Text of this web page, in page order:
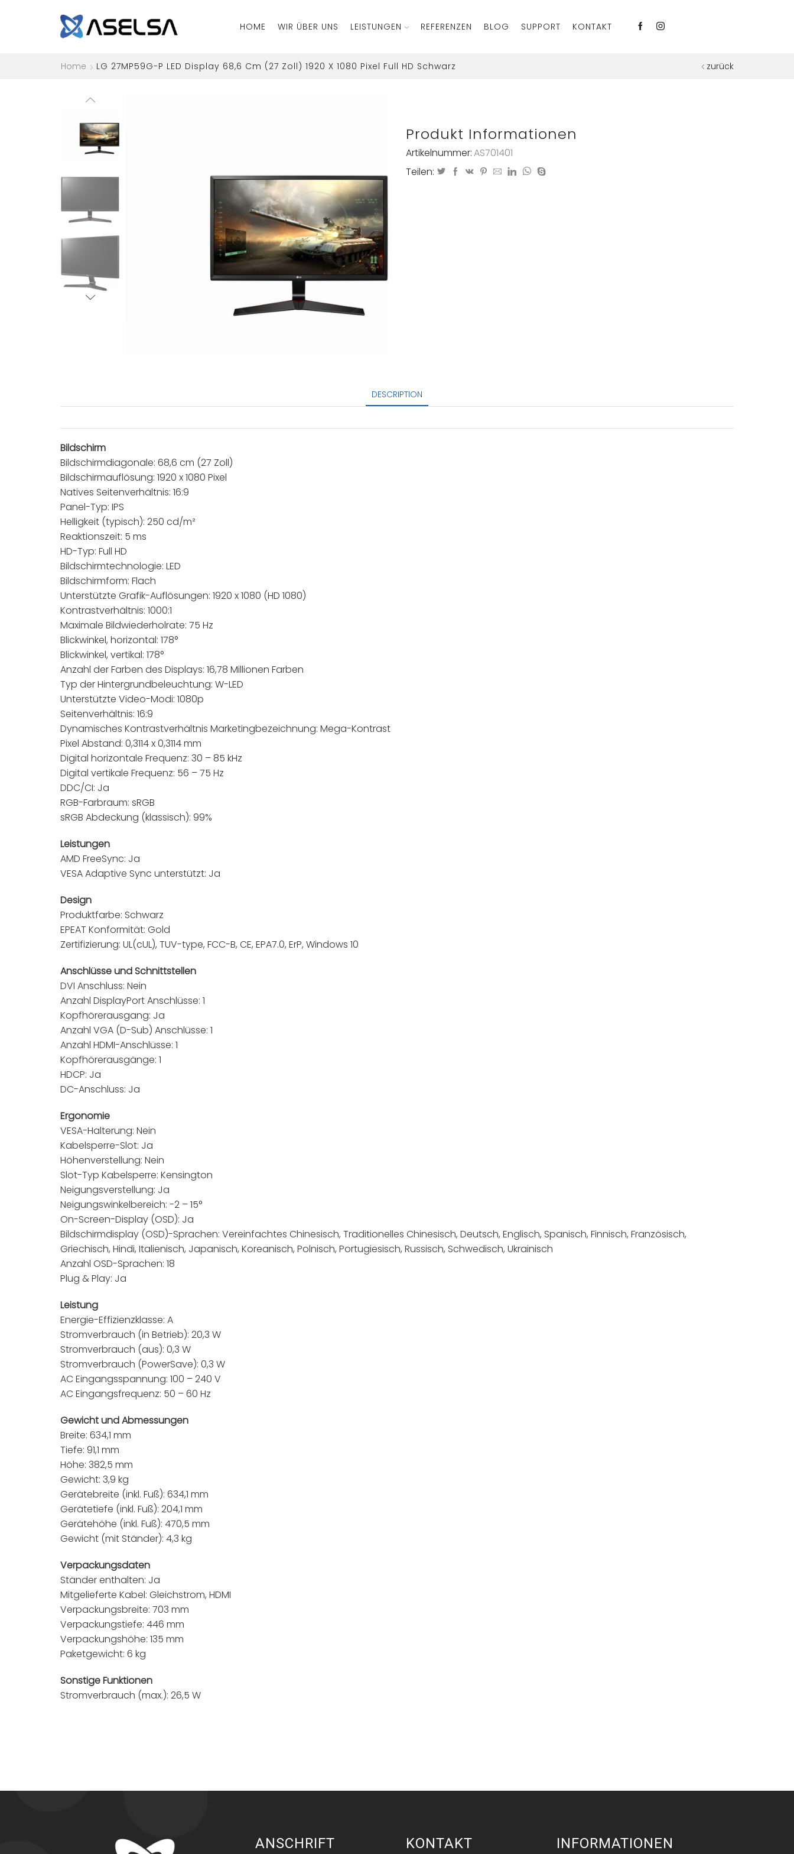
HOME WIR ÜBER UNS LEISTUNGEN REFERENZEN BLOG SUPPORT KONTAKT
Home LG 27MP59G-P LED Display 68,6 Cm (27 Zoll) 1920 X 1080 Pixel Full HD Schwarz zurück
Produkt Informationen
Artikelnummer:AS701401
Teilen:
DESCRIPTION
Bildschirm
Bildschirmdiagonale: 68,6 cm (27 Zoll)
Bildschirmauflösung: 1920 x 1080 Pixel
Natives Seitenverhältnis: 16:9
Panel-Typ: IPS
Helligkeit (typisch): 250 cd/m²
Reaktionszeit: 5 ms
HD-Typ: Full HD
Bildschirmtechnologie: LED
Bildschirmform: Flach
Unterstützte Grafik-Auflösungen: 1920 x 1080 (HD 1080)
Kontrastverhältnis: 1000:1
Maximale Bildwiederholrate: 75 Hz
Blickwinkel, horizontal: 178°
Blickwinkel, vertikal: 178°
Anzahl der Farben des Displays: 16,78 Millionen Farben
Typ der Hintergrundbeleuchtung: W-LED
Unterstützte Video-Modi: 1080p
Seitenverhältnis: 16:9
Dynamisches Kontrastverhältnis Marketingbezeichnung: Mega-Kontrast
Pixel Abstand: 0,3114 x 0,3114 mm
Digital horizontale Frequenz: 30 – 85 kHz
Digital vertikale Frequenz: 56 – 75 Hz
DDC/CI: Ja
RGB-Farbraum: sRGB
sRGB Abdeckung (klassisch): 99%
Leistungen
AMD FreeSync: Ja
VESA Adaptive Sync unterstützt: Ja
Design
Produktfarbe: Schwarz
EPEAT Konformität: Gold
Zertifizierung: UL(cUL), TUV-type, FCC-B, CE, EPA7.0, ErP, Windows 10
Anschlüsse und Schnittstellen
DVI Anschluss: Nein
Anzahl DisplayPort Anschlüsse: 1
Kopfhörerausgang: Ja
Anzahl VGA (D-Sub) Anschlüsse: 1
Anzahl HDMI-Anschlüsse: 1
Kopfhörerausgänge: 1
HDCP: Ja
DC-Anschluss: Ja
Ergonomie
VESA-Halterung: Nein
Kabelsperre-Slot: Ja
Höhenverstellung: Nein
Slot-Typ Kabelsperre: Kensington
Neigungsverstellung: Ja
Neigungswinkelbereich: -2 – 15°
On-Screen-Display (OSD): Ja
Bildschirmdisplay (OSD)-Sprachen: Vereinfachtes Chinesisch, Traditionelles Chinesisch, Deutsch, Englisch, Spanisch, Finnisch, Französisch,
Griechisch, Hindi, Italienisch, Japanisch, Koreanisch, Polnisch, Portugiesisch, Russisch, Schwedisch, Ukrainisch
Anzahl OSD-Sprachen: 18
Plug & Play: Ja
Leistung
Energie-Effizienzklasse: A
Stromverbrauch (in Betrieb): 20,3 W
Stromverbrauch (aus): 0,3 W
Stromverbrauch (PowerSave): 0,3 W
AC Eingangsspannung: 100 – 240 V
AC Eingangsfrequenz: 50 – 60 Hz
Gewicht und Abmessungen
Breite: 634,1 mm
Tiefe: 91,1 mm
Höhe: 382,5 mm
Gewicht: 3,9 kg
Gerätebreite (inkl. Fuß): 634,1 mm
Gerätetiefe (inkl. Fuß): 204,1 mm
Gerätehöhe (inkl. Fuß): 470,5 mm
Gewicht (mit Ständer): 4,3 kg
Verpackungsdaten
Ständer enthalten: Ja
Mitgelieferte Kabel: Gleichstrom, HDMI
Verpackungsbreite: 703 mm
Verpackungstiefe: 446 mm
Verpackungshöhe: 135 mm
Paketgewicht: 6 kg
Sonstige Funktionen
Stromverbrauch (max.): 26,5 W
ANSCHRIFT KONTAKT INFORMATIONEN